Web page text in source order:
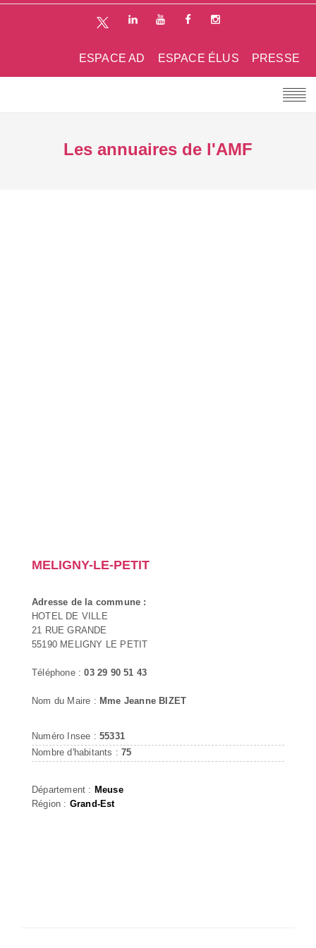
PRESSE
ESPACE ÉLUS
ESPACE AD
Les annuaires de l'AMF
MELIGNY-LE-PETIT
Adresse de la commune :
HOTEL DE VILLE
21 RUE GRANDE
55190 MELIGNY LE PETIT
Téléphone :03 29 90 51 43
Nom du Maire : Mme Jeanne BIZET
Numéro Insee : 55331
Nombre d'habitants :75
Département : Meuse
Région : Grand-Est